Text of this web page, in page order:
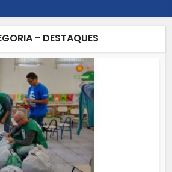
- DESTAQUES